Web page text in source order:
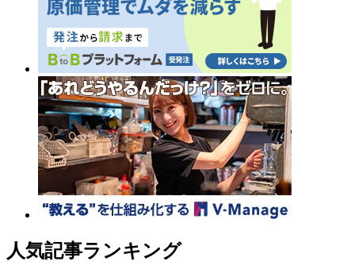
人気記事ランキング